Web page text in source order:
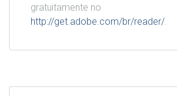
gratuitamente no
http://get.adobe.com/br/reader/.